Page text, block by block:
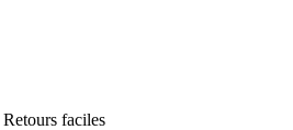
Retours faciles